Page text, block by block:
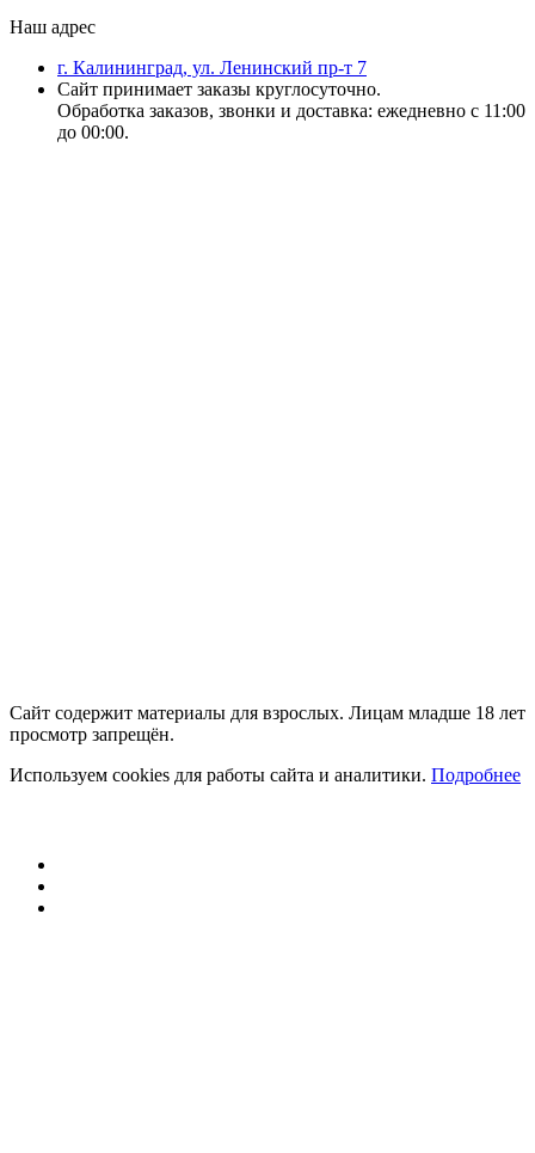
Наш адрес
г. Калининград, ул. Ленинский пр-т 7
Сайт принимает заказы круглосуточно.
Обработка заказов, звонки и доставка: ежедневно с 11:00
до 00:00.
Сайт содержит материалы для взрослых. Лицам младше 18 лет
просмотр запрещён.
Используем cookies для работы сайта и аналитики. Подробнее